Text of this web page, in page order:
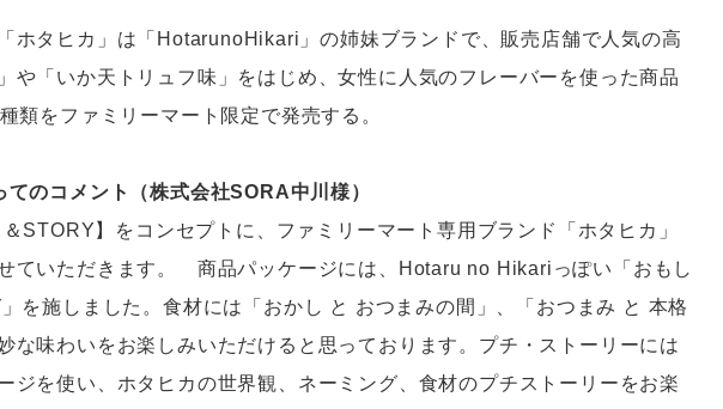
ホタヒカ」は「HotarunoHikari」の姉妹ブランドで、販売店舗で人気の高
や「いか天トリュフ味」をはじめ、女性に人気のフレーバーを使った商品
類をファミリーマート限定で発売する。
てのコメント（株式会社SORA中川様）
＆STORY】をコンセプトに、ファミリーマート専用ブランド「ホタヒカ」
ていただきます。 商品パッケージには、Hotaru no Hikariっぽい「おもし
を施しました。食材には「おかし と おつまみの間」、「おつまみ と 本格
な味わいをお楽しみいただけると思っております。プチ・ストーリーには
ジを使い、ホタヒカの世界観、ネーミング、食材のプチストーリーをお楽